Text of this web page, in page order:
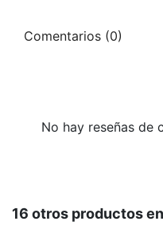
Comentarios (0)
No hay reseñas de
16 otros productos